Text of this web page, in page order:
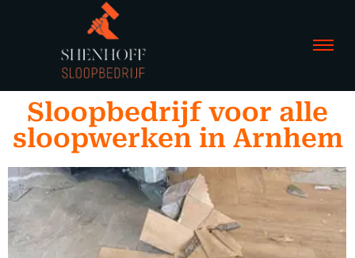
Sloopbedrijf voor alle
sloopwerken in Arnhem